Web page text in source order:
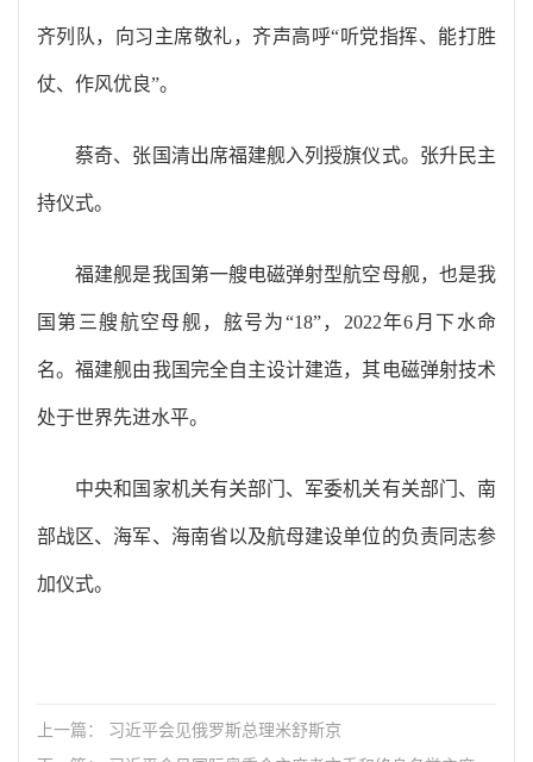
齐列队，向习主席敬礼，齐声高呼“听党指挥、能打胜
仗、作风优良”。
蔡奇、张国清出席福建舰入列授旗仪式。张升民主
持仪式。
福建舰是我国第一艘电磁弹射型航空母舰，也是我
国第三艘航空母舰，舷号为“18”，2022年6月下水命
名。福建舰由我国完全自主设计建造，其电磁弹射技术
处于世界先进水平。
中央和国家机关有关部门、军委机关有关部门、南
部战区、海军、海南省以及航母建设单位的负责同志参
加仪式。
上一篇： 习近平会见俄罗斯总理米舒斯京